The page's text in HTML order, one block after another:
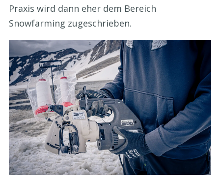
Praxis wird dann eher dem Bereich
Snowfarming zugeschrieben.